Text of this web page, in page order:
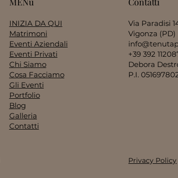
INIZIA DA QUI
Matrimoni
Eventi Aziendali
Eventi Privati
Chi Siamo
Cosa Facciamo
Gli Eventi
Portfolio
Blog
Galleria
Contatti
Via Paradisi
Vigonza (PD)
+39 392
Debora
P.I.
Privacy Policy